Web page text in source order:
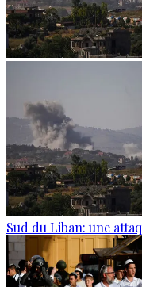
Sud du Liban: une